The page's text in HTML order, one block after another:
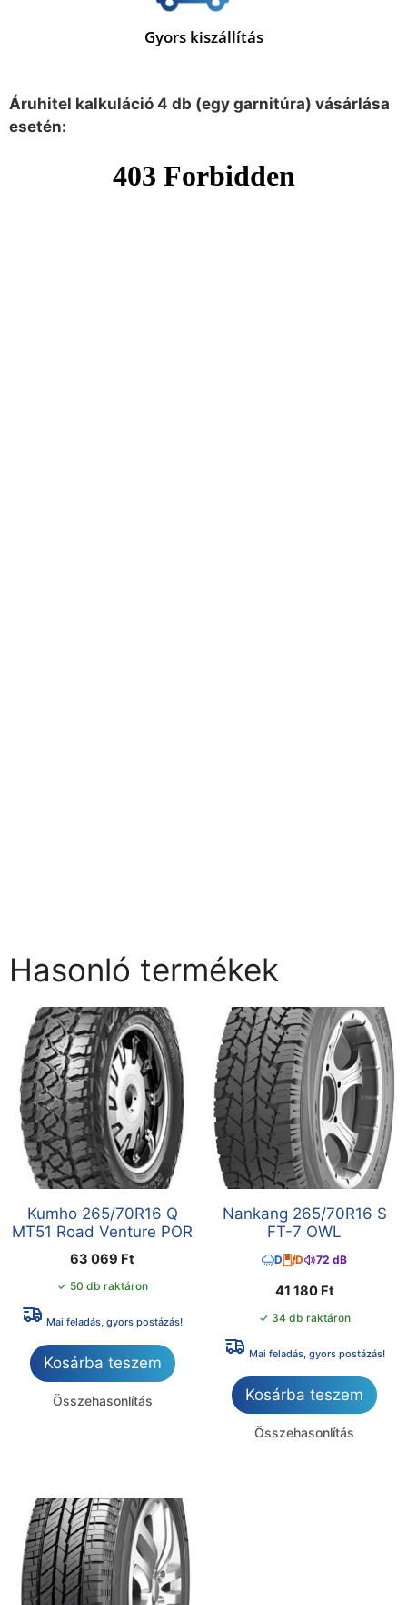
Gyors kiszállítás
Áruhitel kalkuláció 4 db (egy garnitúra) vásárlása
esetén:
Hasonló termékek
Kumho 265/70R16 Q
MT51 Road Venture POR
63 069 Ft
✓ 50 db raktáron
Mai feladás, gyors postázás!
Kosárba teszem
Összehasonlítás
Nankang 265/70R16 S
FT-7 OWL
D D 72 dB
41 180 Ft
✓ 34 db raktáron
Mai feladás, gyors postázás!
Kosárba teszem
Összehasonlítás